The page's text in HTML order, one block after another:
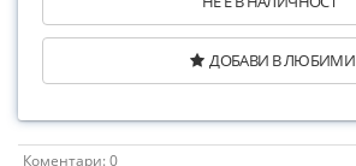
ДОБАВИ В ЛЮБИМИ
Коментари: 0